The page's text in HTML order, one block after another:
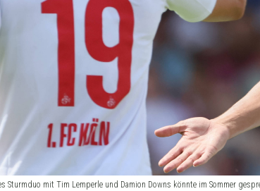
Sturmduo mit Tim Lemperle und Damion Downs könnte im Sommer